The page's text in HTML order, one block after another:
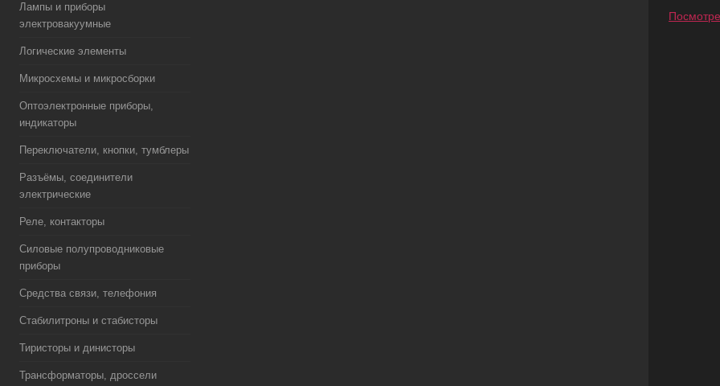
Лампы и приборы
электровакуумные
Логические элементы
Микросхемы и микросборки
Оптоэлектронные приборы,
индикаторы
Переключатели, кнопки, тумблеры
Разъёмы, соединители
электрические
Реле, контакторы
Силовые полупроводниковые
приборы
Средства связи, телефония
Стабилитроны и стабисторы
Тиристоры и динисторы
Трансформаторы, дроссели